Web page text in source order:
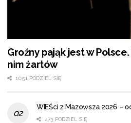
Groźny pająk jest w Polsce.
nim żartów
1051 PODZIEL SIĘ
WIEŚci z Mazowsza 2026 –
473 PODZIEL SIĘ